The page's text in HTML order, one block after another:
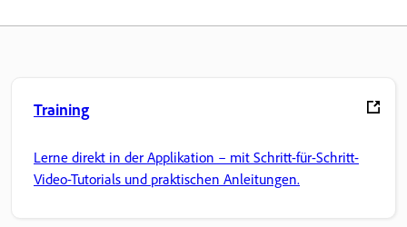
Training
Lerne direkt in der Applikation – mit Schritt-für-Schritt-
Video-Tutorials und praktischen Anleitungen.